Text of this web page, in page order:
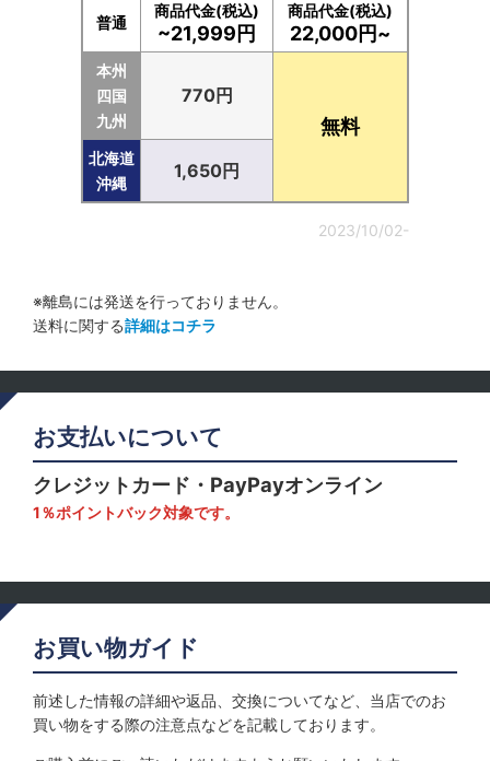
普通
商品代金(税込)
~21,999円
商品代金(税込)
22,000円~
本州
四国
九州
770円
無料
北海道
沖縄
1,650円
2023/10/02-
※離島には発送を行っておりません。
送料に関する詳細はコチラ
お支払いについて
クレジットカード・PayPayオンライン
1％ポイントバック対象です。
お買い物ガイド
前述した情報の詳細や返品、交換についてなど、当店でのお
買い物をする際の注意点などを記載しております。